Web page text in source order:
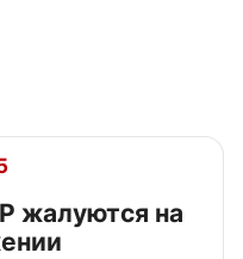
жалуются на